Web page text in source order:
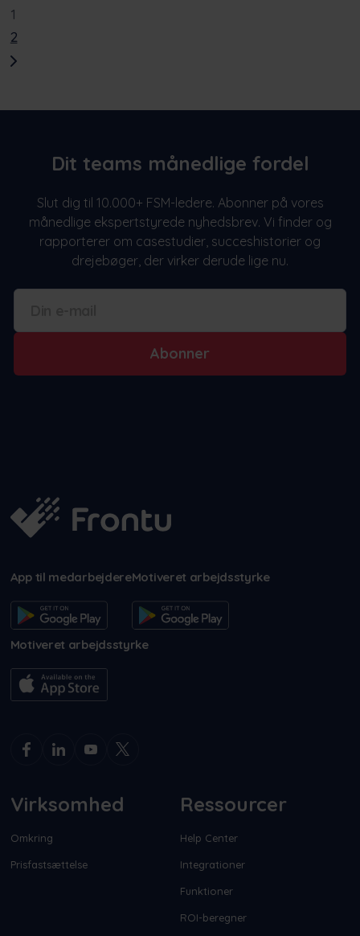
1
2
Dit teams månedlige fordel
Slut dig til 10.000+ FSM-ledere. Abonner på vores
månedlige ekspertstyrede nyhedsbrev. Vi finder og
rapporterer om casestudier, succeshistorier og
drejebøger, der virker derude lige nu.
Abonner
App til medarbejdereMotiveret arbejdsstyrke
Motiveret arbejdsstyrke
Virksomhed
Omkring
Prisfastsættelse
Ressourcer
Help Center
Integrationer
Funktioner
ROI-beregner